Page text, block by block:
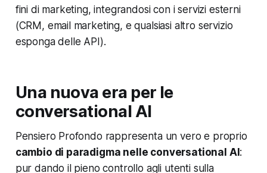
fini di marketing, integrandosi con i servizi esterni
(CRM, email marketing, e qualsiasi altro servizio
esponga delle API).
Una nuova era per le
conversational AI
Pensiero Profondo rappresenta un vero e proprio
cambio di paradigma nelle conversational AI :
pur dando il pieno controllo agli utenti sulla